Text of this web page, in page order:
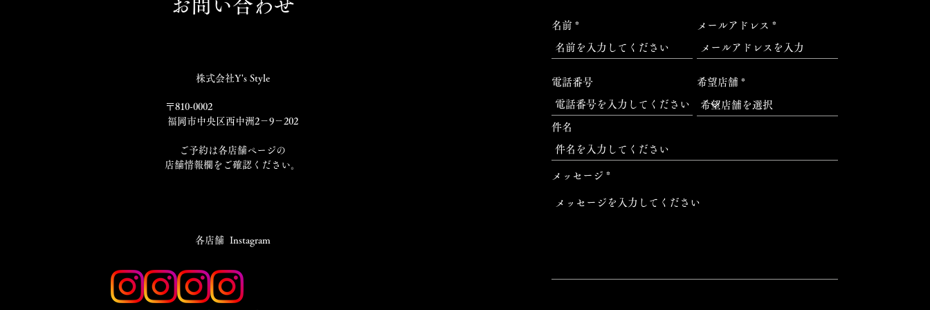
お問い合わせ
株式会社Y's Style
〒810-0002
福岡市中央区西中洲2－9－202
​ご予約は各店舗ページの
店舗情報欄をご確認ください。
​各店舗 Instagram
名前 メールアドレス
電話番号 希望店舗
件名
メッセージ